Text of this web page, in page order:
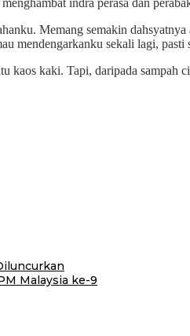
Memang semakin
mendengarkanku sekali lagi, pasti
kaos kaki. Tapi, daripada sampah
Malaysia ke-9